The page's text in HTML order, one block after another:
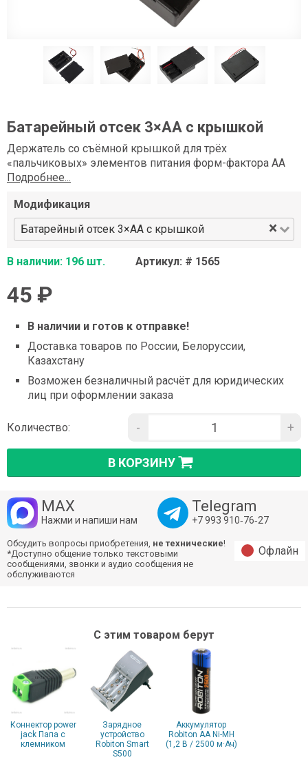
Батарейный отсек 3×АA с крышкой
Держатель со съёмной крышкой для трёх
«пальчиковых» элементов питания форм-фактора AA
Подробнее...
Модификация
Батарейный отсек 3×АA с крышкой
×
В наличии: 196 шт. Артикул: # 1565
45 ₽
В наличии и готов к отправке!
Доставка товаров по России, Белоруссии,
Казахстану
Возможен безналичный расчёт для юридических
лиц при оформлении заказа
Количество: - +
В КОРЗИНУ
MAX
Нажми и напиши нам
Telegram
+7 993 910‑76‑27
Обсудить вопросы приобретения, не технические!
*Доступно общение только текстовыми
сообщениями, звонки и аудио сообщения не
обслуживаются
Офлайн
С этим товаром берут
Коннектор power
jack Папа с
клемником
Зарядное
устройство
Robiton Smart
S500
Аккумулятор
Robiton AA Ni-MH
(1,2 В / 2500 м·Ач)